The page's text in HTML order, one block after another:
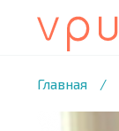
Главная /
1 /12 ФОТО